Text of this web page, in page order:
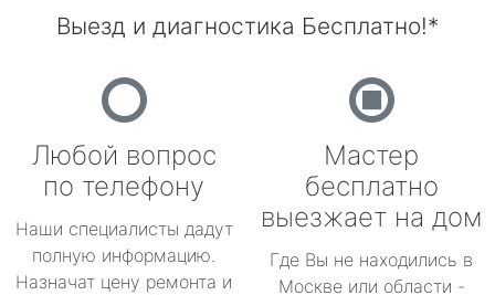
Выезд и диагностика Бесплатно!*
Любой вопрос
по телефону
Наши специалисты дадут
полную информацию.
Назначат цену ремонта и
Мастер
бесплатно
выезжает на дом
Где Вы не находились в
Москве или области -